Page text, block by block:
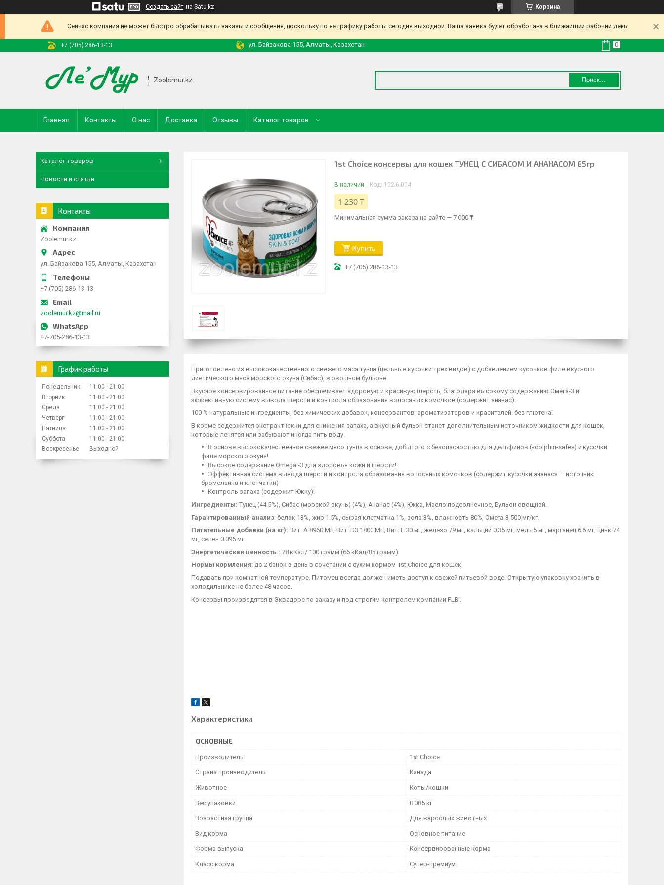
Создать сайт на Satu.kz Корзина
Сейчас компания не может быстро обрабатывать заказы и сообщения, поскольку по ее графику работы сегодня выходной. Ваша заявка будет обработана в ближайший рабочий день.
+7 (705) 286-13-13 ул. Байзакова 155, Алматы, Казахстан
Zoolemur.kz Поиск...
Главная Контакты О нас Доставка Отзывы Каталог товаров
1st Choice консервы для кошек ТУНЕЦ С СИБАСОМ И АНАНАСОМ 85гр
В наличии Код: 102.6.004
1 230 ₸
Минимальная сумма заказа на сайте — 7 000 ₸
Купить
+7 (705) 286-13-13
Приготовлено из высококачественного свежего мяса тунца (цельные кусочки трех видов) с добавлением кусочков филе вкусного
диетического мяса морского окуня (Сибас), в овощном бульоне.
Вкусное консервированное питание обеспечивает здоровую и красивую шерсть, благодаря высокому содержанию Омега-3 и
эффективную систему вывода шерсти и контроля образования волосяных комочков (содержит ананас).
100 % натуральные ингредиенты, без химических добавок, консервантов, ароматизаторов и красителей. без глютена!
В корме содержится экстракт юкки для снижения запаха, а вкусный бульон станет дополнительным источником жидкости для кошек,
которые ленятся или забывают иногда пить воду.
В основе высококачественное свежее мясо тунца в основе, добытого с безопасностью для дельфинов («dolphin-safe») и кусочки
филе морского окуня!
Высокое содержание Omega -3 для здоровья кожи и шерсти!
Эффективная система вывода шерсти и контроля образования волосяных комочков (содержит кусочки ананаса — источник
бромелайна и клетчатки)
Контроль запаха (содержит Юкку)!
Ингредиенты: Тунец (44.5%), Сибас (морской окунь) (4%), Ананас (4%), Юкка, Масло подсолнечное, Бульон овощной.
Гарантированный анализ: белок 13%, жир 1.5%, сырая клетчатка 1%, зола 3%, влажность 80%, Омега-3 500 мг/кг.
Питательные добавки (на кг): Вит. A 8960 МЕ, Вит. D3 1800 МЕ, Вит. E 30 мг, железо 79 мг, кальций 0.35 мг, медь 5 мг, марганец 6.6 мг, цинк 74
мг, селен 0.095 мг.
Энергетическая ценность : 78 кКал/ 100 грамм (66 кКал/85 грамм)
Нормы кормления: до 2 банок в день в сочетании с сухим кормом 1st Choice для кошек.
Подавать при комнатной температуре. Питомец всегда должен иметь доступ к свежей питьевой воде. Открытую упаковку хранить в
холодильнике не более 48 часов.
Консервы производятся в Эквадоре по заказу и под строгим контролем компании PLBi.
Характеристики
ОСНОВНЫЕ
Производитель 1st Choice
Страна производитель Канада
Животное Коты/кошки
Вес упаковки 0.085 кг
Возрастная группа Для взрослых животных
Вид корма Основное питание
Форма выпуска Консервированные корма
Класс корма Супер-премиум
Каталог товаров
Новости и статьи
Контакты
Zoolemur.kz
ул. Байзакова 155, Алматы, Казахстан
+7 (705) 286-13-13
zoolemur.kz@mail.ru
+7-705-286-13-13
График работы
Понедельник 11:00
21:00
Вторник
11:00
21:00
Среда
11:00
21:00
Четверг
11:00
21:00
Пятница
11:00
21:00
Суббота
11:00
21:00
Воскресенье
Выходной